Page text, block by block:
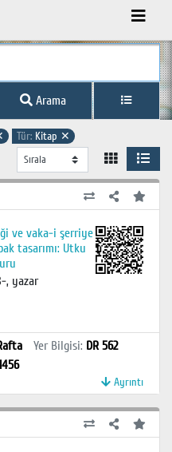
Arama
Tür: Kitap ✕
ve vaka-i şerriye
tasarımı: Utku
, yazar
Yer Bilgisi: DR 562
Ayrıntı